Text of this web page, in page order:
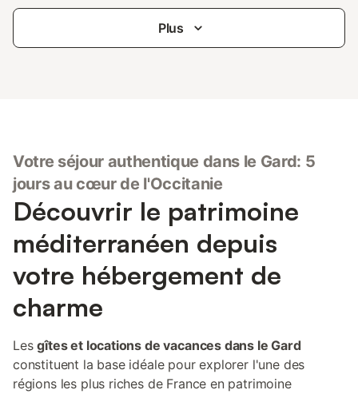
Plus
Votre séjour authentique dans le Gard: 5
jours au cœur de l'Occitanie
Découvrir le patrimoine
méditerranéen depuis
votre hébergement de
charme
Lesgîtes et locations de vacances dans le Gard
constituent la base idéale pour explorer l'une des
régions les plus riches de France en patrimoine